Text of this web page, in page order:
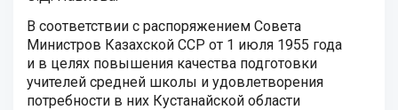
В соответствии с распоряжением Совета
Министров Казахской ССР от 1 июля 1955 года
и в целях повышения качества подготовки
учителей средней школы и удовлетворения
потребности в них Кустанайской области